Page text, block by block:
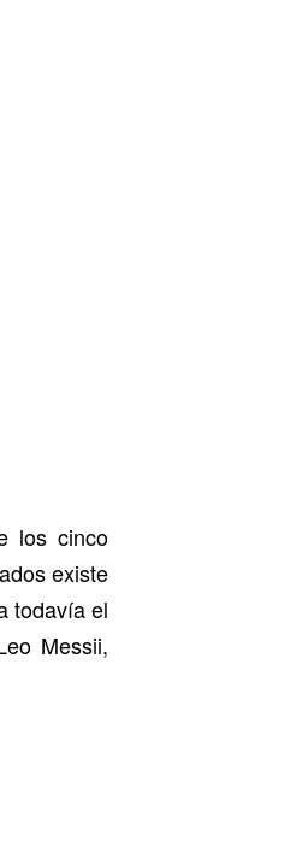
los cinco
existe
todavía el
Messii,